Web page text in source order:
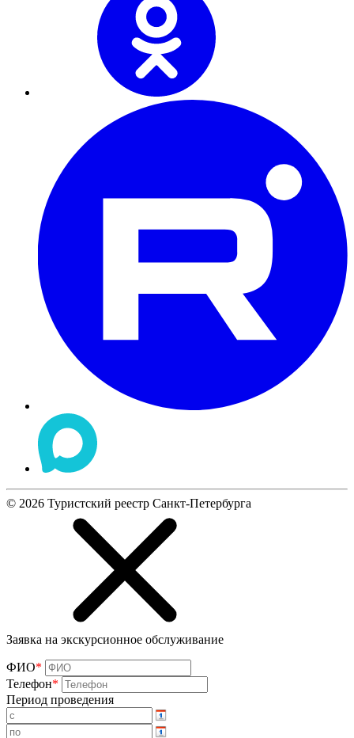
© 2026 Туристский реестр Санкт-Петербурга
Заявка на экскурсионное обслуживание
ФИО*
Телефон*
Период проведения